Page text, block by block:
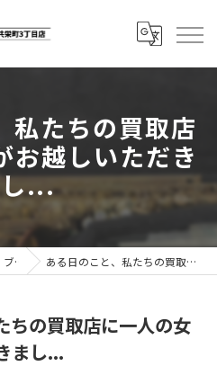
私たちの買取店
お越しいただき
...
ブログ ある日のこと、私たちの買取店に一人の女性がお越しいただきまし...
ちの買取店に一人の女
まし...